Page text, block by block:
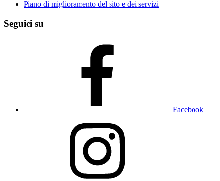
Piano di miglioramento del sito e dei servizi
Seguici su
Facebook